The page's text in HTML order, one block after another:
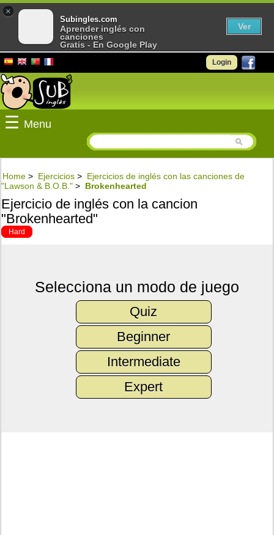
Login
☰ Menu
Home > Ejercicios > Ejercicios de inglés con las canciones de
"Lawson & B.O.B." > Brokenhearted
Ejercicio de inglés con la cancion
"Brokenhearted"
Hard
Selecciona un modo de juego
Quiz
Beginner
Intermediate
Expert
×
Subingles.com
Aprender inglés con
canciones
Gratis - En Google Play
Ver